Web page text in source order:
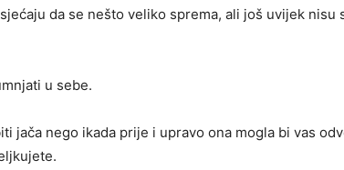
da se nešto veliko sprema, ali još uvijek nisu
u sebe.
jača nego ikada prije i upravo ona mogla bi vas